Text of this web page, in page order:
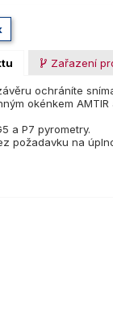
Zařazení
ochráníte
okénkem
a P7 pyrometry.
požadavku na